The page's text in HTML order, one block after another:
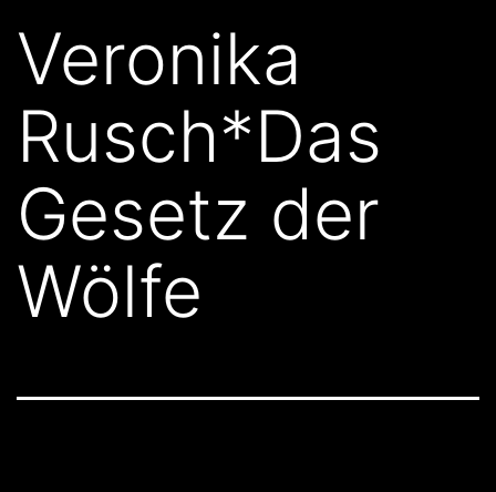
Veronika
Rusch*Das
Gesetz der
Wölfe